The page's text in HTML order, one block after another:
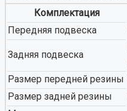
Комплектация
Передняя подвеска
Задняя подвеска
Размер передней резины
Размер задней резины